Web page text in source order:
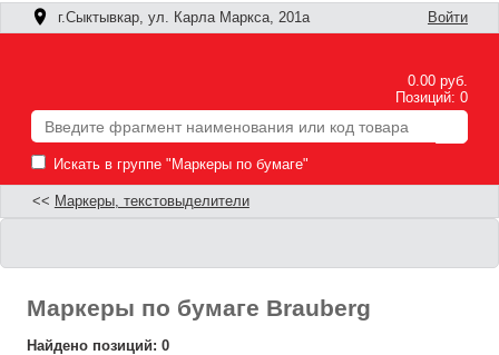
г.Сыктывкар, ул. Карла Маркса, 201а Войти
0.00 руб.
Позиций: 0
Искать в группе "Маркеры по бумаге"
<< Маркеры, текстовыделители
Маркеры по бумаге Brauberg
Найдено позиций: 0